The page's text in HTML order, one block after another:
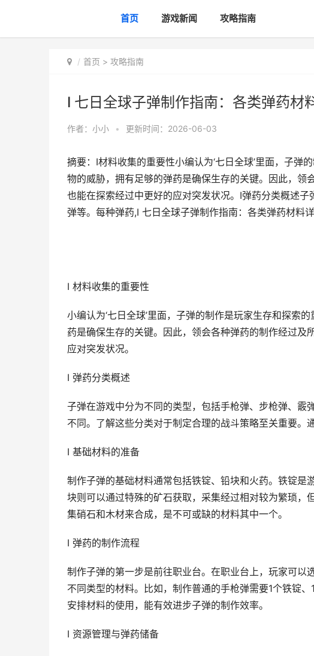
首页 游戏新闻 攻略指南
首页 > 攻略指南
I 七日全球子弹制作指南：各类弹药材
作者： 小小 • 更新时间：2026-06-03
摘要：I材料收集的重要性小编认为‘七日全球’里面，子
物的威胁，拥有足够的弹药是确保生存的关键。因此，领
也能在探索经过中更好的应对突发状况。I弹药分类概述
弹等。每种弹药,I 七日全球子弹制作指南：各类弹药材料
I 材料收集的重要性
小编认为‘七日全球’里面，子弹的制作是玩家生存和探索
药是确保生存的关键。因此，领会各种弹药的制作经过
应对突发状况。
I 弹药分类概述
子弹在游戏中分为不同的类型，包括手枪弹、步枪弹、
不同。了解这些分类对于制定合理的战斗策略至关重要。
I 基础材料的准备
制作子弹的基础材料通常包括铁锭、铅块和火药。铁锭
块则可以通过特殊的矿石获取，采集经过相对较为繁琐
集硝石和木材来合成，是不可或缺的材料其中一个。
I 弹药的制作流程
制作子弹的第一步是前往职业台。在职业台上，玩家可
不同类型的材料。比如，制作普通的手枪弹需要1个铁锭
安排材料的使用，能有效进步子弹的制作效率。
I 资源管理与弹药储备